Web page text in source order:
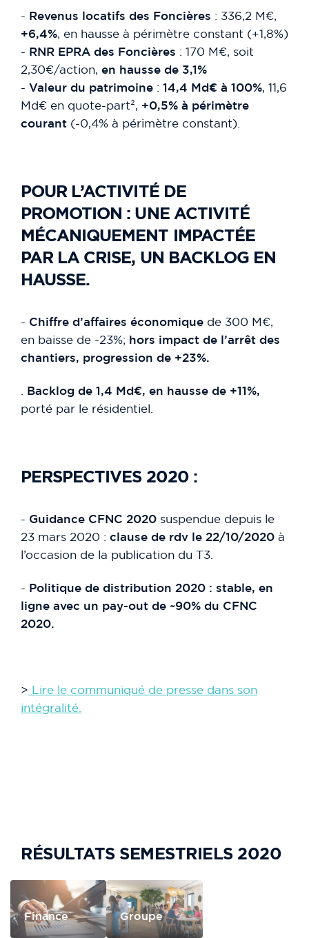
- Revenus locatifs des Foncières : 336,2 M€,
+6,4%, en hausse à périmètre constant (+1,8%)
- RNR EPRA des Foncières : 170 M€, soit
2,30€/action, en hausse de 3,1%
- Valeur du patrimoine : 14,4 Md€ à 100%, 11,6
Md€ en quote-part², +0,5% à périmètre
courant (-0,4% à périmètre constant).
POUR L’ACTIVITÉ DE
PROMOTION : UNE ACTIVITÉ
MÉCANIQUEMENT IMPACTÉE
PAR LA CRISE, UN BACKLOG EN
HAUSSE.
- Chiffre d’affaires économique de 300 M€,
en baisse de -23%; hors impact de l’arrêt des
chantiers, progression de +23%.
Backlog de 1,4 Md€, en hausse de +11%,
porté par le résidentiel.
PERSPECTIVES 2020 :
- Guidance CFNC 2020 suspendue depuis le
23 mars 2020 : clause de rdv le 22/10/2020 à
l’occasion de la publication du T3.
- Politique de distribution 2020 : stable, en
ligne avec un pay-out de ~90% du CFNC
2020.
> Lire le communiqué de presse dans son
intégralité.
RÉSULTATS SEMESTRIELS 2020
Finance Groupe